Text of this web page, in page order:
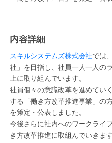
内容詳細
スキルシステムズ株式会社では
社」を目指し、社員一人一人の
上に取り組んでいます。
社員個々の意識改革を進めてい
する「働き方改革推進事業」の
を策定・公表しました。
今後さらに社内へのワークライ
き方改革推進に取組んでいきます